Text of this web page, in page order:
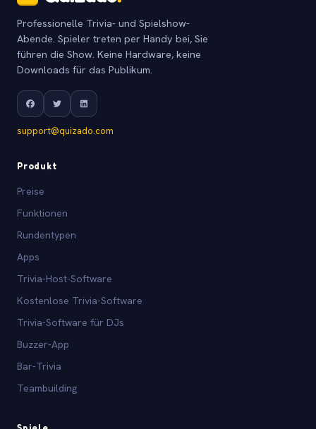
Professionelle Trivia- und Spielshow-
Abende. Spieler treten per Handy bei, Sie
führen die Show. Keine Hardware, keine
Downloads für das Publikum.
support@quizado.com
Produkt
Preise
Funktionen
Rundentypen
Apps
Trivia-Host-Software
Kostenlose Trivia-Software
Trivia-Software für DJs
Buzzer-App
Bar-Trivia
Teambuilding